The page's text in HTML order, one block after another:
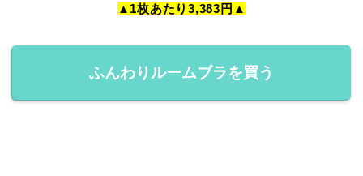
▲1枚あたり3,383円▲
ふんわりルームブラを買う